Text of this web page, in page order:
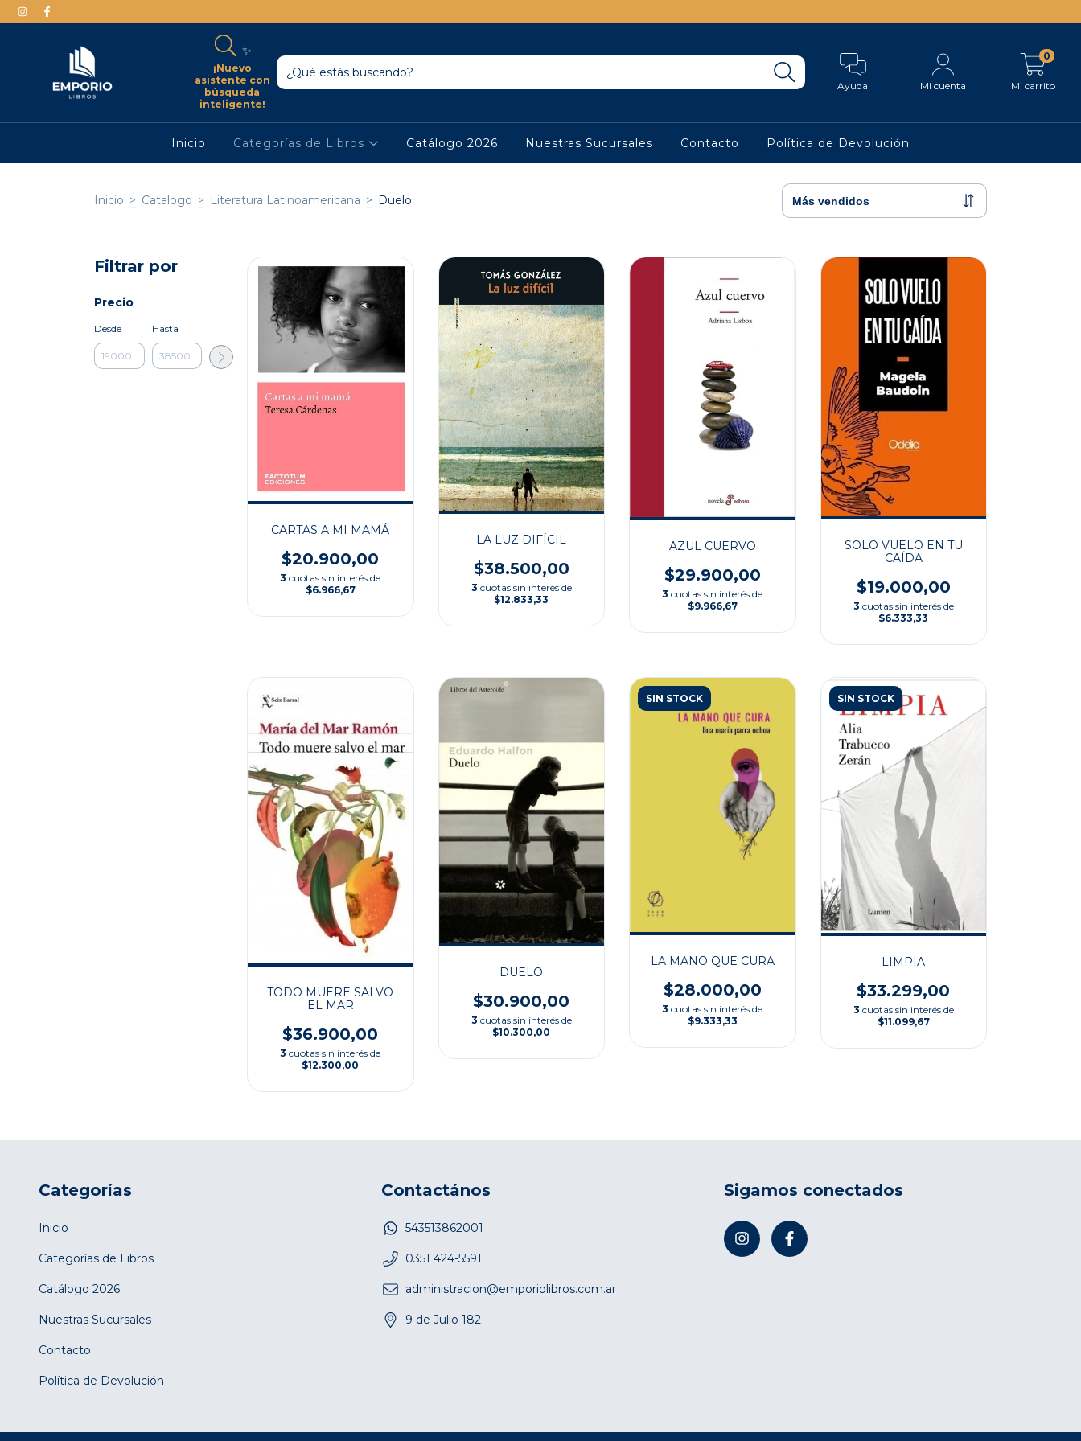
✨
¡Nuevo
asistente con
búsqueda
inteligente!
Ayuda Mi cuenta Mi carrito
0
Inicio Categorías de Libros Catálogo 2026 Nuestras Sucursales Contacto Política de Devolución
Inicio > Catalogo > Literatura Latinoamericana > Duelo
Filtrar por
Precio
Desde Hasta
CARTAS A MI MAMÁ
$20.900,00
3 cuotas sin interés de
$6.966,67
LA LUZ DIFÍCIL
$38.500,00
3 cuotas sin interés de
$12.833,33
AZUL CUERVO
$29.900,00
3 cuotas sin interés de
$9.966,67
SOLO VUELO EN TU
CAÍDA
$19.000,00
3 cuotas sin interés de
$6.333,33
TODO MUERE SALVO
EL MAR
$36.900,00
3 cuotas sin interés de
$12.300,00
DUELO
$30.900,00
3 cuotas sin interés de
$10.300,00
SIN STOCK
LA MANO QUE CURA
$28.000,00
3 cuotas sin interés de
$9.333,33
SIN STOCK
LIMPIA
$33.299,00
3 cuotas sin interés de
$11.099,67
Categorías
Inicio
Categorías de Libros
Catálogo 2026
Nuestras Sucursales
Contacto
Política de Devolución
Contactános
543513862001
0351 424-5591
administracion@emporiolibros.com.ar
9 de Julio 182
Sigamos conectados